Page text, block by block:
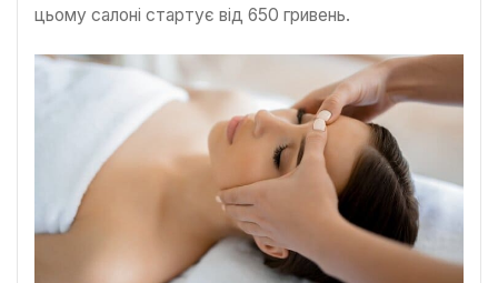
цьому салоні стартує від 650 гривень.